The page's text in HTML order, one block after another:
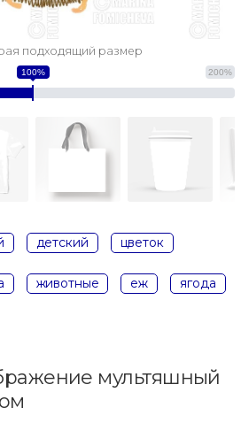
подходящий размер
200%
100%
детский цветок
животные еж ягода
мультяшный